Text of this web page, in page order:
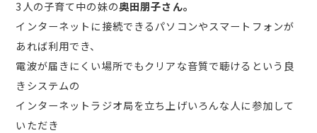
3人の子育て中の妹の奥田朋子さん。
インターネットに接続できるパソコンやスマートフォンが
あれば利用でき、
電波が届きにくい場所でもクリアな音質で聴けるという良
きシステムの
インターネットラジオ局を立ち上げいろんな人に参加して
いただき